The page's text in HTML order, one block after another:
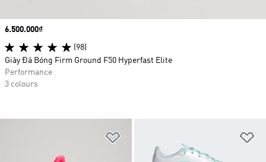
Price
6.500.000₫
(98)
Giày Đá Bóng Firm Ground F50 Hyperfast Elite
Performance
3 colours